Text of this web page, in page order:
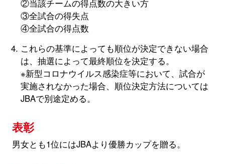
②当該チームの得点数の大きい方
③全試合の得失点
④全試合の得点数
これらの基準によっても順位が決定できない場合
は、抽選によって最終順位を決定する。
※新型コロナウイルス感染症等において、試合が
実施されなかった場合、順位決定方法については
JBAで別途定める。
表彰
男女とも1位にはJBAより優勝カップを贈る。